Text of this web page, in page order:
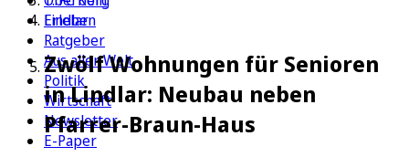
Erleben
Ratgeber
Aus aller Welt
Politik
Wirtschaft
Newsletter
E-Paper
Lindlar
Zwölf Wohnungen für Senioren
in Lindlar: Neubau neben
Pfarrer-Braun-Haus